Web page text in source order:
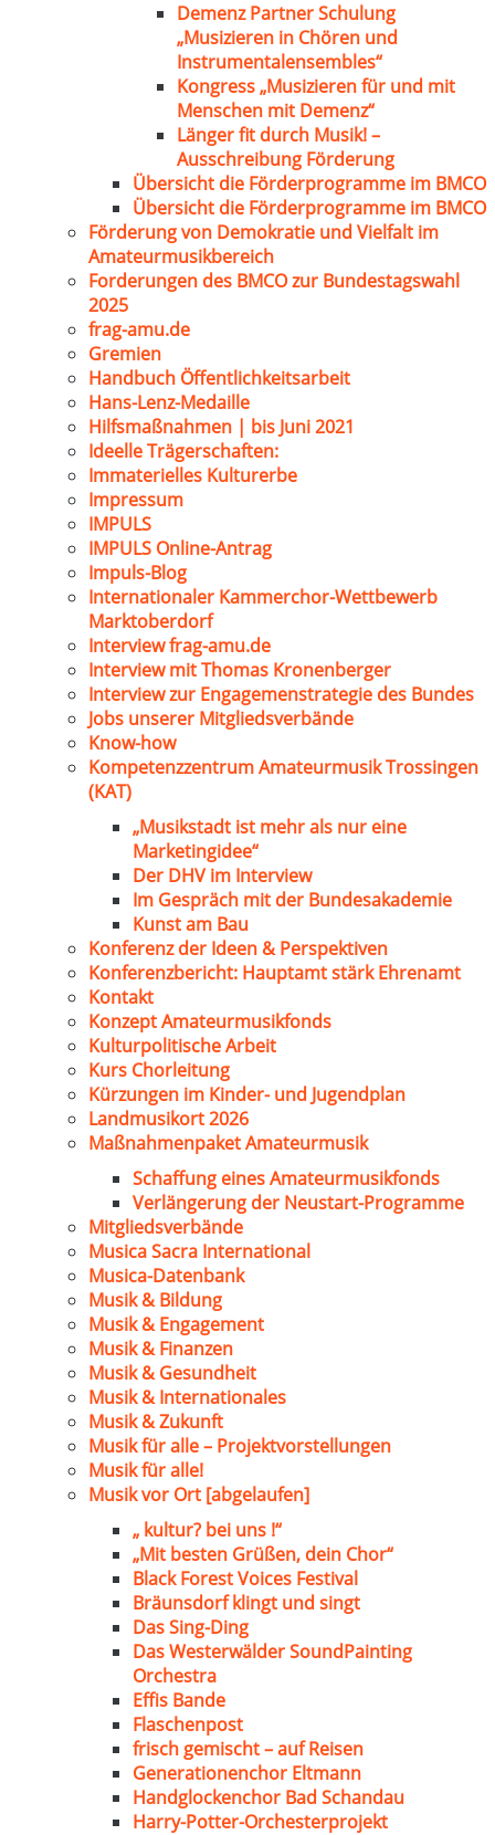
Demenz Partner Schulung
„Musizieren in Chören und
Instrumentalensembles“
Kongress „Musizieren für und mit
Menschen mit Demenz“
Länger fit durch Musik! –
Ausschreibung Förderung
Übersicht die Förderprogramme im BMCO
Übersicht die Förderprogramme im BMCO
Förderung von Demokratie und Vielfalt im
Amateurmusikbereich
Forderungen des BMCO zur Bundestagswahl
2025
frag-amu.de
Gremien
Handbuch Öffentlichkeitsarbeit
Hans-Lenz-Medaille
Hilfsmaßnahmen | bis Juni 2021
Ideelle Trägerschaften:
Immaterielles Kulturerbe
Impressum
IMPULS
IMPULS Online-Antrag
Impuls-Blog
Internationaler Kammerchor-Wettbewerb
Marktoberdorf
Interview frag-amu.de
Interview mit Thomas Kronenberger
Interview zur Engagemenstrategie des Bundes
Jobs unserer Mitgliedsverbände
Know-how
Kompetenzzentrum Amateurmusik Trossingen
(KAT)
„Musikstadt ist mehr als nur eine
Marketingidee“
Der DHV im Interview
Im Gespräch mit der Bundesakademie
Kunst am Bau
Konferenz der Ideen & Perspektiven
Konferenzbericht: Hauptamt stärk Ehrenamt
Kontakt
Konzept Amateurmusikfonds
Kulturpolitische Arbeit
Kurs Chorleitung
Kürzungen im Kinder- und Jugendplan
Landmusikort 2026
Maßnahmenpaket Amateurmusik
Schaffung eines Amateurmusikfonds
Verlängerung der Neustart-Programme
Mitgliedsverbände
Musica Sacra International
Musica-Datenbank
Musik & Bildung
Musik & Engagement
Musik & Finanzen
Musik & Gesundheit
Musik & Internationales
Musik & Zukunft
Musik für alle – Projektvorstellungen
Musik für alle!
Musik vor Ort [abgelaufen]
„ kultur? bei uns !“
„Mit besten Grüßen, dein Chor“
Black Forest Voices Festival
Bräunsdorf klingt und singt
Das Sing-Ding
Das Westerwälder SoundPainting
Orchestra
Effis Bande
Flaschenpost
frisch gemischt – auf Reisen
Generationenchor Eltmann
Handglockenchor Bad Schandau
Harry-Potter-Orchesterprojekt